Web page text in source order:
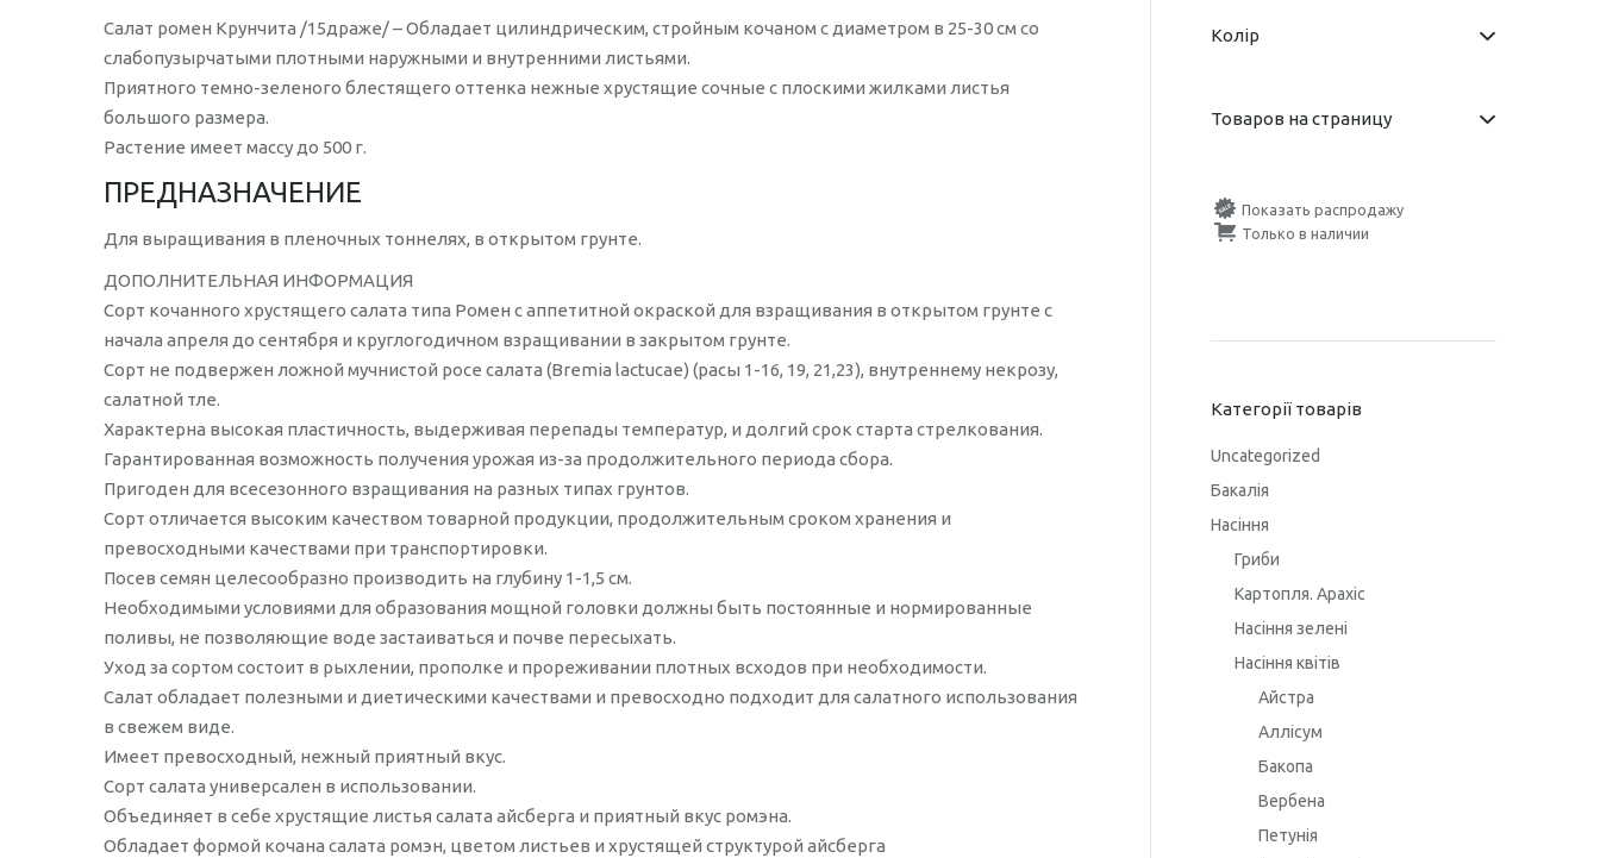
Салат ромен Крунчита /15драже/ – Обладает цилиндрическим, стройным кочаном с диаметром в 25-30 см со
слабопузырчатыми плотными наружными и внутренними листьями.
Приятного темно-зеленого блестящего оттенка нежные хрустящие сочные с плоскими жилками листья
большого размера.
Растение имеет массу до 500 г.
ПРЕДНАЗНАЧЕНИЕ
Для выращивания в пленочных тоннелях, в открытом грунте.
ДОПОЛНИТЕЛЬНАЯ ИНФОРМАЦИЯ
Сорт кочанного хрустящего салата типа Ромен с аппетитной окраской для взращивания в открытом грунте с
начала апреля до сентября и круглогодичном взращивании в закрытом грунте.
Сорт не подвержен ложной мучнистой росе салата (Bremia lactucae) (расы 1-16, 19, 21,23), внутреннему некрозу,
салатной тле.
Характерна высокая пластичность, выдерживая перепады температур, и долгий срок старта стрелкования.
Гарантированная возможность получения урожая из-за продолжительного периода сбора.
Пригоден для всесезонного взращивания на разных типах грунтов.
Сорт отличается высоким качеством товарной продукции, продолжительным сроком хранения и
превосходными качествами при транспортировки.
Посев семян целесообразно производить на глубину 1-1,5 см.
Необходимыми условиями для образования мощной головки должны быть постоянные и нормированные
поливы, не позволяющие воде застаиваться и почве пересыхать.
Уход за сортом состоит в рыхлении, прополке и прореживании плотных всходов при необходимости.
Салат обладает полезными и диетическими качествами и превосходно подходит для салатного использования
в свежем виде.
Имеет превосходный, нежный приятный вкус.
Сорт салата универсален в использовании.
Объединяет в себе хрустящие листья салата айсберга и приятный вкус ромэна.
Обладает формой кочана салата ромэн, цветом листьев и хрустящей структурой айсберга
Колір
Товаров на страницу
Показать распродажу
Только в наличии
Категорії товарів
Uncategorized
Бакалія
Насіння
Гриби
Картопля. Арахіс
Насіння зелені
Насіння квітів
Айстра
Аллісум
Бакопа
Вербена
Петунія